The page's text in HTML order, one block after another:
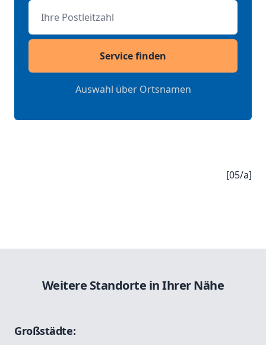
Postleitzahl
Service finden
Auswahl über Ortsnamen
[05/a]
Weitere Standorte in Ihrer Nähe
Großstädte: